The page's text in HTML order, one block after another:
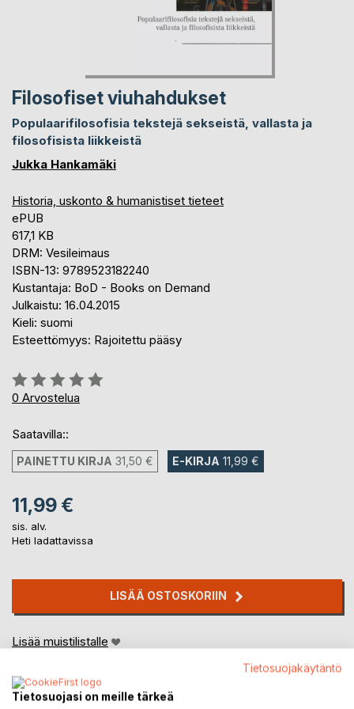
Filosofiset viuhahdukset
Populaarifilosofisia tekstejä sekseistä, vallasta ja
filosofisista liikkeistä
Jukka Hankamäki
Historia, uskonto & humanistiset tieteet
ePUB
617,1 KB
DRM: Vesileimaus
ISBN-13: 9789523182240
Kustantaja: BoD - Books on Demand
Julkaistu: 16.04.2015
Kieli: suomi
Esteettömyys: Rajoitettu pääsy
Arvostelu::
0%
0 Arvostelua
Saatavilla::
PAINETTU KIRJA 31,50 € E-KIRJA 11,99 €
11,99 €
sis. alv.
Heti ladattavissa
LISÄÄ OSTOSKORIIN
Lisää muistilistalle
Tietosuojakäytäntö
Tietosuojasi on meille tärkeä